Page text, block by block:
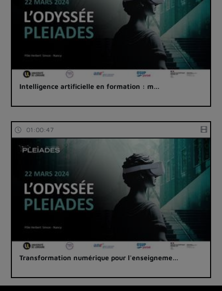
Intelligence artificielle en formation : m…
01:00:47
Transformation numérique pour l'enseigneme…